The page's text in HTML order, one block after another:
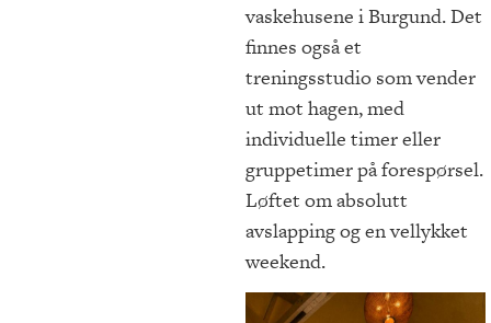
vaskehusene i Burgund. Det
finnes også et
treningsstudio som vender
ut mot hagen, med
individuelle timer eller
gruppetimer på forespørsel.
Løftet om absolutt
avslapping og en vellykket
weekend.